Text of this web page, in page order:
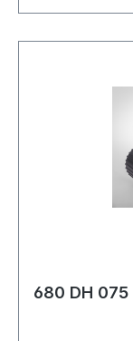
680 DH 075